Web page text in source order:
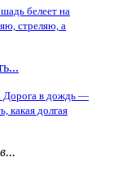
белеет на
стреляю, а
Дорога в дождь —
какая долгая